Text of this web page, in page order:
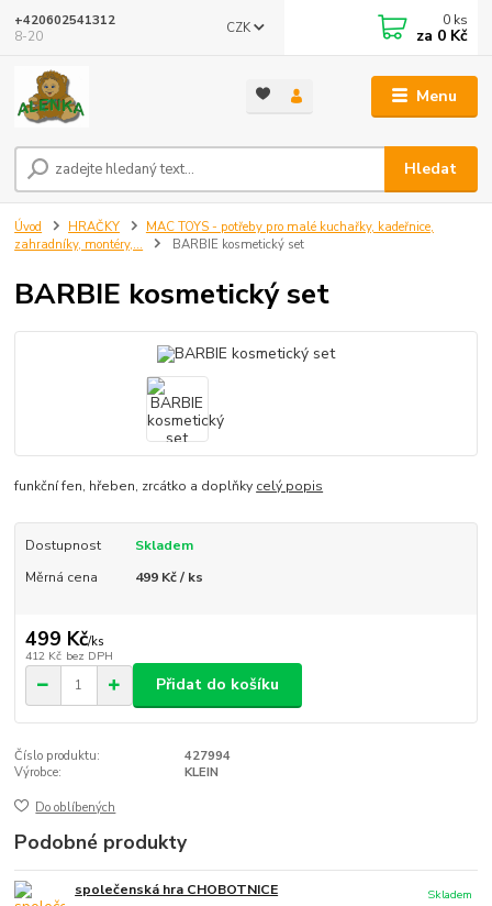
Menu
CZK
Hledat
+420602541312
8-20
0 ks
za 0 Kč
Úvod HRAČKY
MAC TOYS - potřeby pro malé kuchařky, kadeřnice,
zahradníky, montéry,...
BARBIE kosmetický set
BARBIE kosmetický set
funkční fen, hřeben, zrcátko a doplňky celý popis
Dostupnost
Skladem
Měrná cena
499 Kč / ks
499 Kč/ks
412 Kč bez DPH
Přidat do košíku
Číslo produktu:
427994
Výrobce:
KLEIN
Do oblíbených
Podobné produkty
společenská hra CHOBOTNICE
Skladem